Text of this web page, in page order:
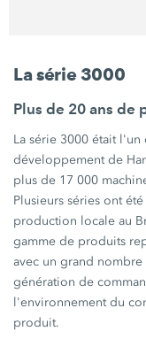
La série 3000
Plus de 20 ans de
La série 3000 était
développement de
plus de 17 000
Plusieurs séries ont
production locale au
gamme de produits
avec un grand
génération de
l'environnement du
produit.